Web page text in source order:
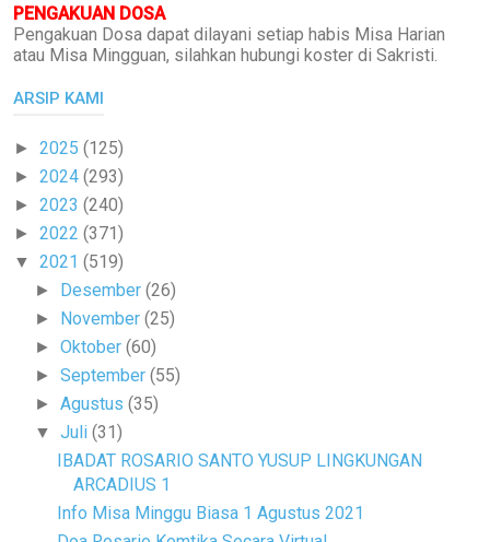
PENGAKUAN DOSA
Pengakuan Dosa dapat dilayani setiap habis Misa Harian
atau Misa Mingguan, silahkan hubungi koster di Sakristi.
ARSIP KAMI
► 2025 (125)
► 2024 (293)
► 2023 (240)
► 2022 (371)
▼ 2021 (519)
► Desember(26)
► November(25)
►Oktober(60)
►September(55)
►Agustus(35)
▼Juli(31)
IBADAT ROSARIO SANTO YUSUP LINGKUNGAN
ARCADIUS 1
Info Misa Minggu Biasa 1 Agustus 2021